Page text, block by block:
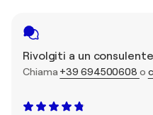
Rivolgiti a un
Chiama +39 694500608 o